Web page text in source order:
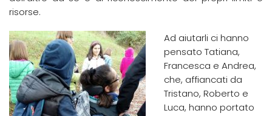
risorse.
Ad aiutarli ci hanno
pensato Tatiana,
Francesca e Andrea,
che, affiancati da
Tristano, Roberto e
Luca, hanno portato